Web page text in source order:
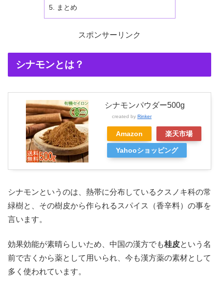
まとめ
スポンサーリンク
シナモンとは？
シナモンパウダー500g
created by Rinker
Amazon 楽天市場
Yahooショッピング
シナモンというのは、熱帯に分布しているクスノキ科の常
緑樹と、その樹皮から作られるスパイス（香辛料）の事を
言います。
効果効能が素晴らしいため、中国の漢方でも桂皮という名
前で古くから薬として用いられ、今も漢方薬の素材として
多く使われています。